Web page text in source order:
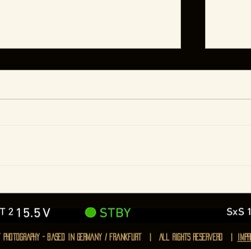
Jetzt auf Amazon &
Movies !!!
of photography - based in Germany / frankfurt | All rights reserverd |